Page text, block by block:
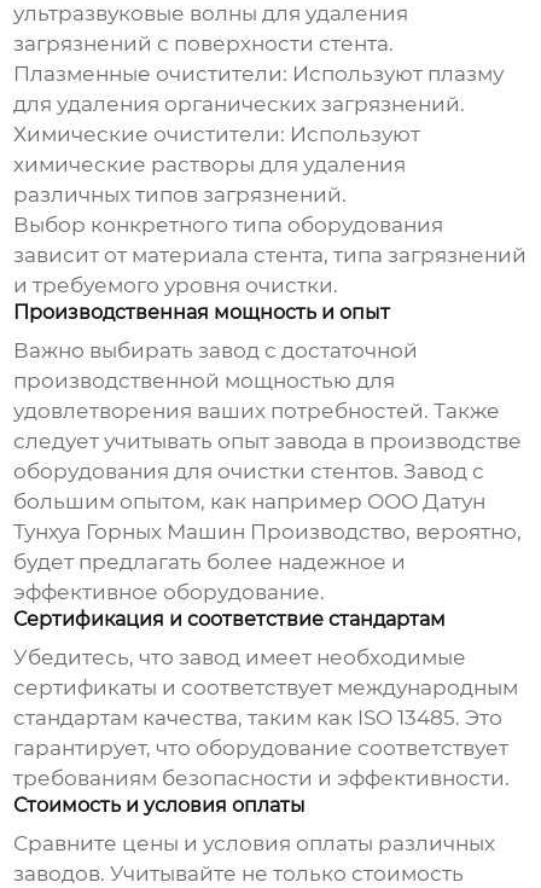
ультразвуковые волны для удаления
загрязнений с поверхности стента.
Плазменные очистители: Используют плазму
для удаления органических загрязнений.
Химические очистители: Используют
химические растворы для удаления
различных типов загрязнений.
Выбор конкретного типа оборудования
зависит от материала стента, типа загрязнений
и требуемого уровня очистки.
Производственная мощность и опыт
Важно выбирать завод с достаточной
производственной мощностью для
удовлетворения ваших потребностей. Также
следует учитывать опыт завода в производстве
оборудования для очистки стентов. Завод с
большим опытом, как например ООО Датун
Тунхуа Горных Машин Производство, вероятно,
будет предлагать более надежное и
эффективное оборудование.
Сертификация и соответствие стандартам
Убедитесь, что завод имеет необходимые
сертификаты и соответствует международным
стандартам качества, таким как ISO 13485. Это
гарантирует, что оборудование соответствует
требованиям безопасности и эффективности.
Стоимость и условия оплаты
Сравните цены и условия оплаты различных
заводов. Учитывайте не только стоимость